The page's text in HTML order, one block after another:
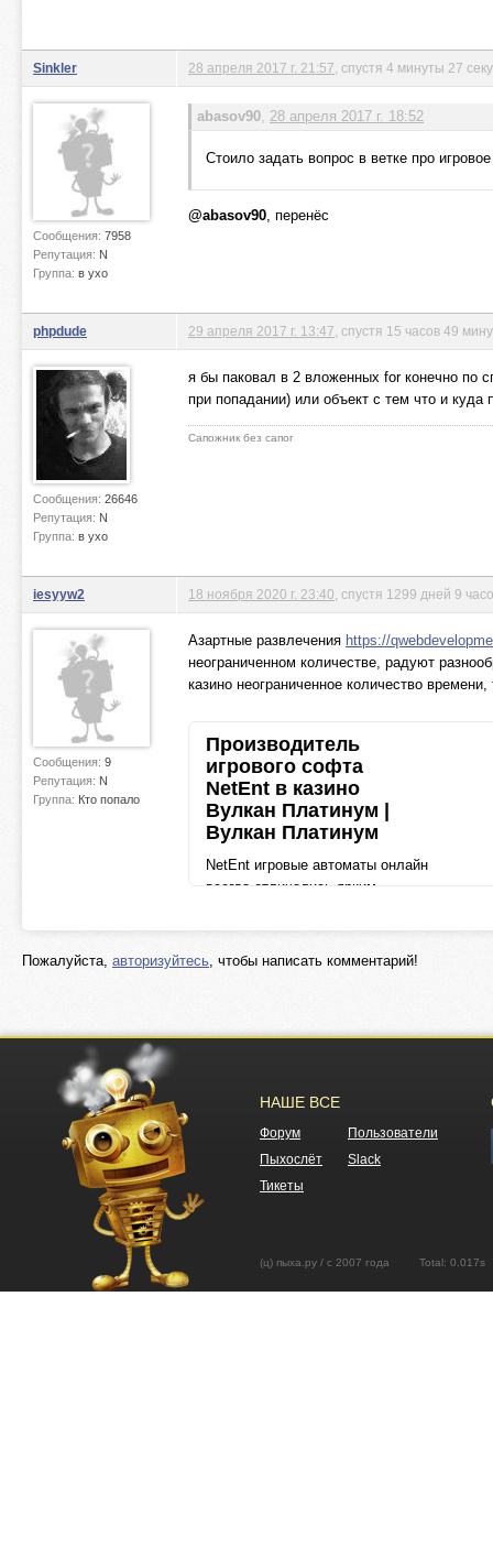
Sinkler
Сообщения: 7958
Репутация: N
Группа: в ухо
28 апреля 2017 г. 21:57 , спустя 4 минуты 27
abasov90, 28 апреля 2017 г. 18:52
Стоило задать вопрос в ветке про
@abasov90, перенёс
phpdude
Сообщения: 26646
Репутация: N
Группа: в ухо
29 апреля 2017 г. 13:47 , спустя 15 часов 49
я бы паковал в 2 вложенных for конечно по
при попадании) или объект с тем что и
Сапожник без сапог
iesyyw2
Сообщения: 9
Репутация: N
Группа: Кто попало
18 ноября 2020 г. 23:40 , спустя 1299 дней 9
Азартные развлечения https://
неограниченном количестве, радуют
казино неограниченное количество
Производитель
игрового софта
NetEnt в казино
Вулкан Платинум |
Вулкан Платинум
NetEnt игровые автоматы онлайн
всегда отличались ярким
продуманным сюжетом. Если
посетитель онлайн-казино
Пожалуйста, авторизуйтесь, чтобы написать комментарий!
НАШЕ ВСЕ
Форум
Пользователи
Пыхослёт
Slack
Тикеты
(ц) пыха.ру / с 2007 года Total: